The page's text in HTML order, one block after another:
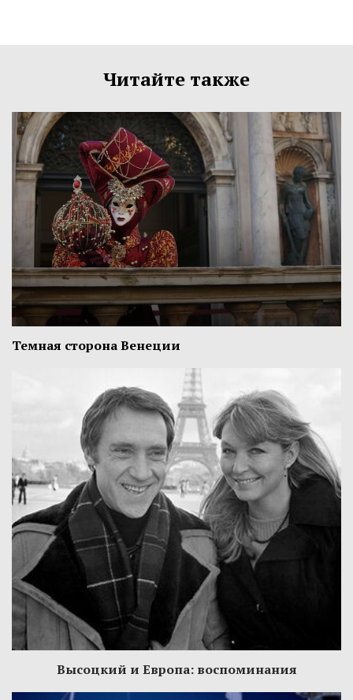
Читайте также
Темная сторона Венеции
Высоцкий и Европа: воспоминания